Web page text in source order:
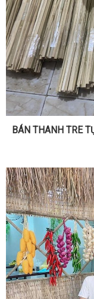
BÁN THANH TRE